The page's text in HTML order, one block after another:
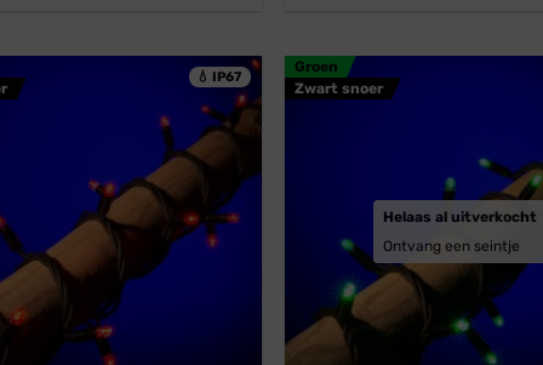
💧 IP67
Groen
Zwart snoer
Helaas al uitverkocht
Ontvang een seintje